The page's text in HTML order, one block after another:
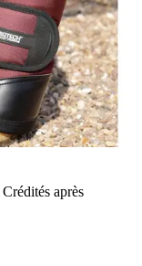
Crédités après